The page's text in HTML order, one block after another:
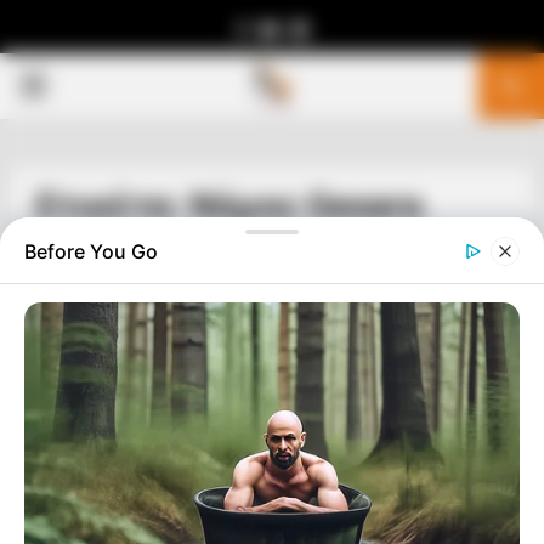
Ετικέτα: Νόμος Gesara
Before You Go